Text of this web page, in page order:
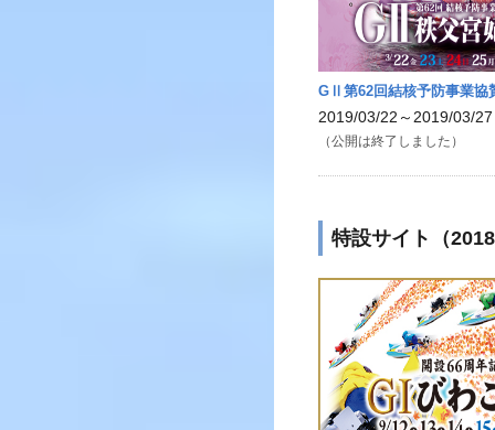
GⅡ第62回結核予防事業協
2019/03/22～2019/03/27
（公開は終了しました）
特設サイト（